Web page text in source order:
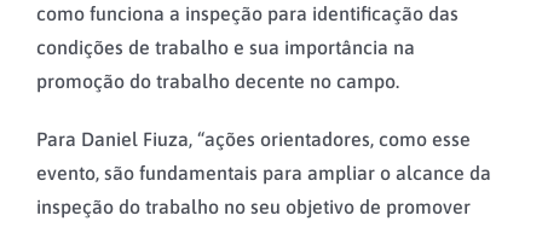
como funciona a inspeção para identificação das
condições de trabalho e sua importância na
promoção do trabalho decente no campo.
Para Daniel Fiuza, “ações orientadores, como esse
evento, são fundamentais para ampliar o alcance da
inspeção do trabalho no seu objetivo de promover